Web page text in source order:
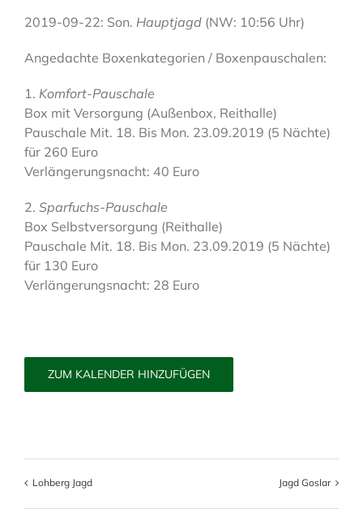
2019-09-22: Son. Hauptjagd (NW: 10:56 Uhr)
Angedachte Boxenkategorien / Boxenpauschalen:
Komfort-Pauschale
Box mit Versorgung (Außenbox, Reithalle)
Pauschale Mit. 18. Bis Mon. 23.09.2019 (5 Nächte)
für 260 Euro
Verlängerungsnacht: 40 Euro
2. Sparfuchs-Pauschale
Box Selbstversorgung (Reithalle)
Pauschale Mit. 18. Bis Mon. 23.09.2019 (5 Nächte)
für 130 Euro
Verlängerungsnacht: 28 Euro
ZUM KALENDER HINZUFÜGEN
Lohberg Jagd Jagd Goslar